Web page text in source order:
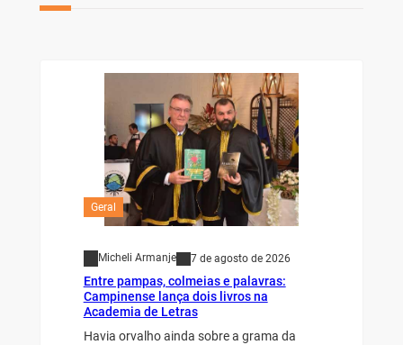
Geral
Micheli Armanje 7 de agosto de 2026
Entre pampas, colmeias e palavras:
Campinense lança dois livros na
Academia de Letras
Havia orvalho ainda sobre a grama da